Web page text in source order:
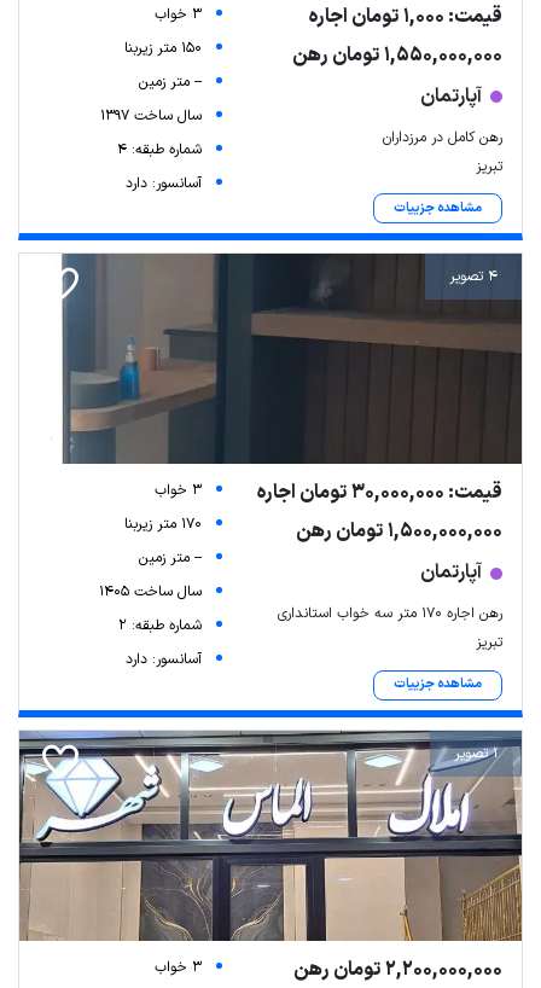
قیمت: 1,000 تومان اجاره
1,550,000,000 تومان رهن
آپارتمان
رهن کامل در مرزداران
تبریز
مشاهده جزییات
3 خواب
150 متر زیربنا
-- متر زمین
سال ساخت 1397
شماره طبقه: 4
آسانسور: دارد
4 تصویر
قیمت: 30,000,000 تومان اجاره
1,500,000,000 تومان رهن
آپارتمان
رهن اجاره ۱۷۰ متر سه خواب استانداری
تبریز
مشاهده جزییات
3 خواب
170 متر زیربنا
-- متر زمین
سال ساخت 1405
شماره طبقه: 2
آسانسور: دارد
1 تصویر
2,200,000,000 تومان رهن
3 خواب